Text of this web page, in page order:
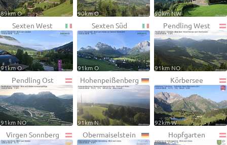
89km O 90km O 90km NW
Sexten West
91km O
Sexten Süd
91km O
Pendling West
91km NO
Pendling Ost
91km NO
Hohenpeißenberg
91km N
Körbersee
92km W
Virgen Sonnberg Obermaiselstein Hopfgarten